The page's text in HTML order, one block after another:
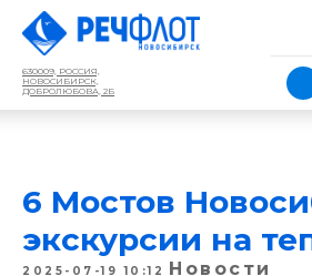
630009, РОССИЯ,
НОВОСИБИРСК,
ДОБРОЛЮБОВА, 2Б
6 Мостов
экскурсии на
2025-07-19 10:12
Новости